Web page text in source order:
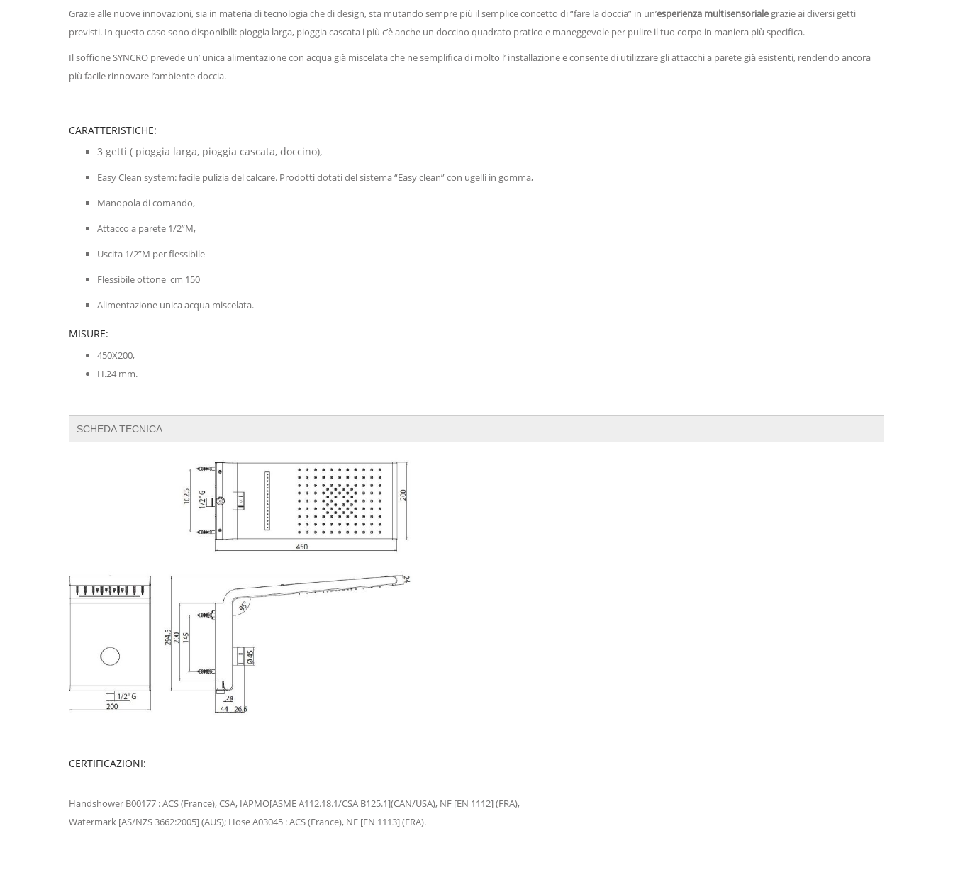
Grazie alle nuove innovazioni, sia in materia di tecnologia che di design, sta mutando sempre più il semplice concetto di “fare la doccia” in un’esperienza multisensoriale grazie ai diversi getti
previsti. In questo caso sono disponibili: pioggia larga, pioggia cascata i più c’è anche un doccino quadrato pratico e maneggevole per pulire il tuo corpo in maniera più specifica.
Il soffione SYNCRO prevede un’ unica alimentazione con acqua già miscelata che ne semplifica di molto l’ installazione e consente di utilizzare gli attacchi a parete già esistenti, rendendo ancora
più facile rinnovare l’ambiente doccia.
CARATTERISTICHE:
3 getti ( pioggia larga, pioggia cascata, doccino),
Easy Clean system: facile pulizia del calcare. Prodotti dotati del sistema “Easy clean” con ugelli in gomma,
Manopola di comando,
Attacco a parete 1/2”M,
Uscita 1/2”M per flessibile
Flessibile ottone cm 150
Alimentazione unica acqua miscelata.
MISURE:
450X200,
H.24 mm.
​SCHEDA TECNICA:
CERTIFICAZIONI:
Handshower B00177 : ACS (France), CSA, IAPMO[ASME A112.18.1/CSA B125.1](CAN/USA), NF [EN 1112] (FRA),
Watermark [AS/NZS 3662:2005] (AUS); Hose A03045 : ACS (France), NF [EN 1113] (FRA).